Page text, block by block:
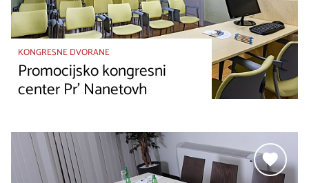
KONGRESNE DVORANE
Promocijsko kongresni
center Pr' Nanetovh